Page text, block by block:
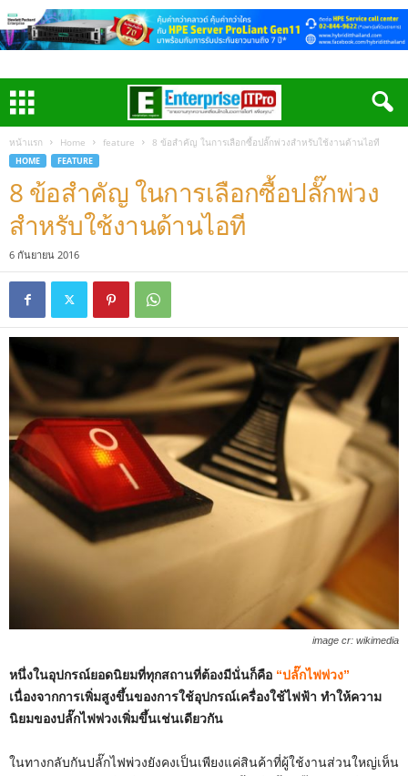
หน้าแรก Home feature 8 ข้อสำคัญ ในการเลือกซื้อปลั๊กพ่วงสำหรับใช้งานด้านไอที
HOME FEATURE
8 ข้อสำคัญ ในการเลือกซื้อปลั๊กพ่วง
สำหรับใช้งานด้านไอที
6 กันยายน 2016
image cr: wikimedia
หนึ่งในอุปกรณ์ยอดนิยมที่ทุกสถานที่ต้องมีนั่นก็คือ “ปลั๊กไฟพ่วง”
เนื่องจากการเพิ่มสูงขึ้นของการใช้อุปกรณ์เครื่องใช้ไฟฟ้า ทำให้ความ
นิยมของปลั๊กไฟพ่วงเพิ่มขึ้นเช่นเดียวกัน
ในทางกลับกันปลั๊กไฟพ่วงยังคงเป็นเพียงแค่สินค้าที่ผู้ใช้งานส่วนใหญ่เห็น